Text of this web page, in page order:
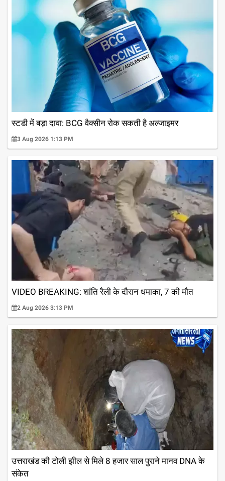
स्टडी में बड़ा दावा: BCG वैक्सीन रोक सकती है अल्जाइमर
3 Aug 2026 1:13 PM
VIDEO BREAKING: शांति रैली के दौरान धमाका, 7 की मौत
2 Aug 2026 3:13 PM
उत्तराखंड की टोली झील से मिले 8 हजार साल पुराने मानव DNA के
संकेत